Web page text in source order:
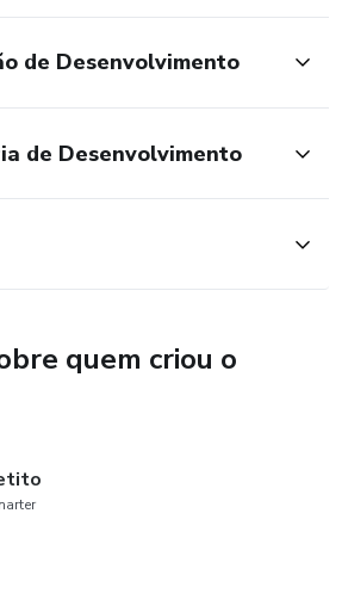
de Desenvolvimento
de Desenvolvimento
quem criou o